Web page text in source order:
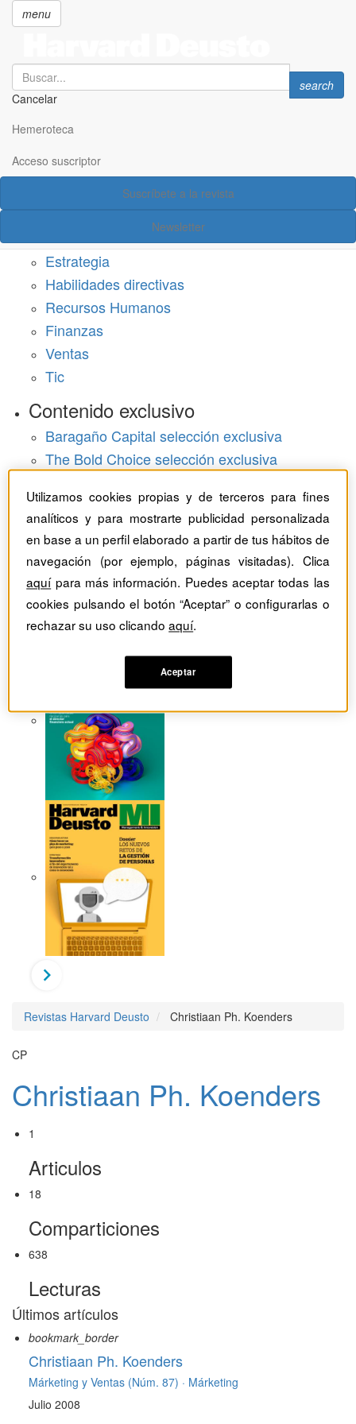
principal
menu
Search
Cancelar
Search
search
Hemeroteca
Acceso suscriptor
Suscríbete a la revista
Newsletter
Acceso suscriptor
Estrategia
Habilidades directivas
Recursos Humanos
Finanzas
Ventas
Tic
Contenido exclusivo
Baragaño Capital selección exclusiva
The Bold Choice selección exclusiva
Hemeroteca
Monográficos
Dossieres
Revistas del mes
Revistas Harvard Deusto Christiaan Ph. Koenders
CP
Christiaan Ph. Koenders
1
Articulos
18
Comparticiones
638
Lecturas
Últimos artículos
bookmark_border
Christiaan Ph. Koenders
Márketing y Ventas (Núm. 87) · Márketing
Julio 2008
Utilizamos cookies propias y de terceros para fines
analíticos y para mostrarte publicidad personalizada
en base a un perfil elaborado a partir de tus hábitos de
navegación (por ejemplo, páginas visitadas). Clica
aquípara más información. Puedes aceptar todas las
cookies pulsando el botón “Aceptar” o configurarlas o
rechazar su uso clicandoaquí.
Aceptar